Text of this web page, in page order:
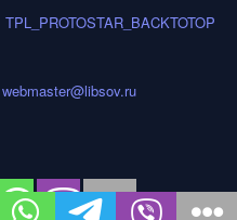
TPL_PROTOSTAR_BACKTOTOP
webmaster@libsov.ru